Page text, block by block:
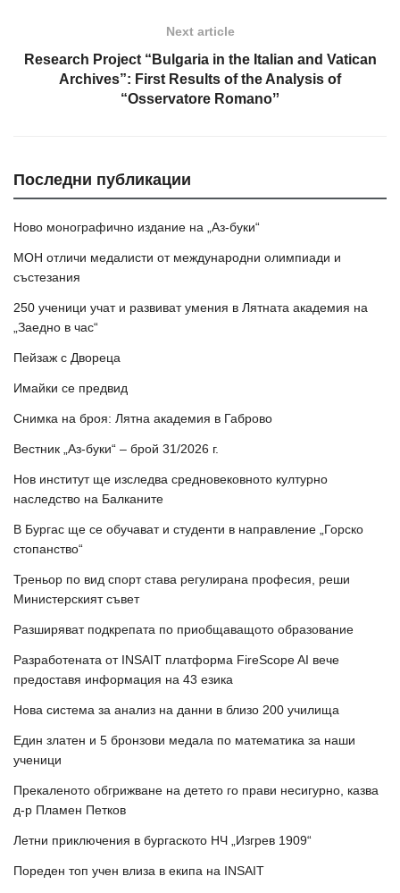
Next article
Research Project “Bulgaria in the Italian and Vatican
Archives”: First Results of the Analysis of
“Osservatore Romanoˮ
Последни публикации
Ново монографично издание на „Аз-буки“
МОН отличи медалисти от международни олимпиади и
състезания
250 ученици учат и развиват умения в Лятната академия на
„Заедно в час“
Пейзаж с Двореца
Имайки се предвид
Снимка на броя: Лятна академия в Габрово
Вестник „Аз-буки“ – брой 31/2026 г.
Нов институт ще изследва средновековното културно
наследство на Балканите
В Бургас ще се обучават и студенти в направление „Горско
стопанство“
Треньор по вид спорт става регулирана професия, реши
Министерският съвет
Разширяват подкрепата по приобщаващото образование
Разработената от INSAIT платформа FireScope AI вече
предоставя информация на 43 езика
Нова система за анализ на данни в близо 200 училища
Един златен и 5 бронзови медала по математика за наши
ученици
Прекаленото обгрижване на детето го прави несигурно, казва
д-р Пламен Петков
Летни приключения в бургаското НЧ „Изгрев 1909“
Пореден топ учен влиза в екипа на INSAIT